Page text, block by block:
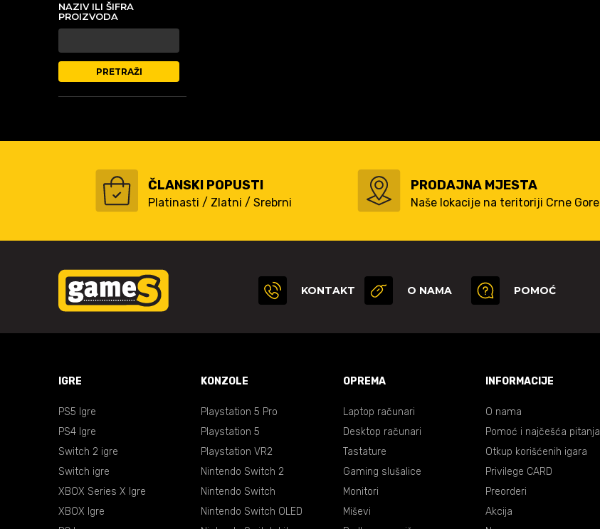
NAZIV ILI ŠIFRA
PROIZVODA
PRETRAŽI
ČLANSKI POPUSTI
Platinasti / Zlatni / Srebrni
PRODAJNA MJESTA
Naše lokacije na teritoriji Crne Gore
KONTAKT O NAMA POMOĆ
IGRE
PS5 Igre
PS4 Igre
Switch 2 igre
Switch igre
XBOX Series X Igre
XBOX Igre
KONZOLE
Playstation 5 Pro
Playstation 5
Playstation VR2
Nintendo Switch 2
Nintendo Switch
Nintendo Switch OLED
OPREMA
Laptop računari
Desktop računari
Tastature
Gaming slušalice
Monitori
Miševi
INFORMACIJE
O nama
Pomoć i najčešća pitanja
Otkup korišćenih igara
Privilege CARD
Preorderi
Akcija